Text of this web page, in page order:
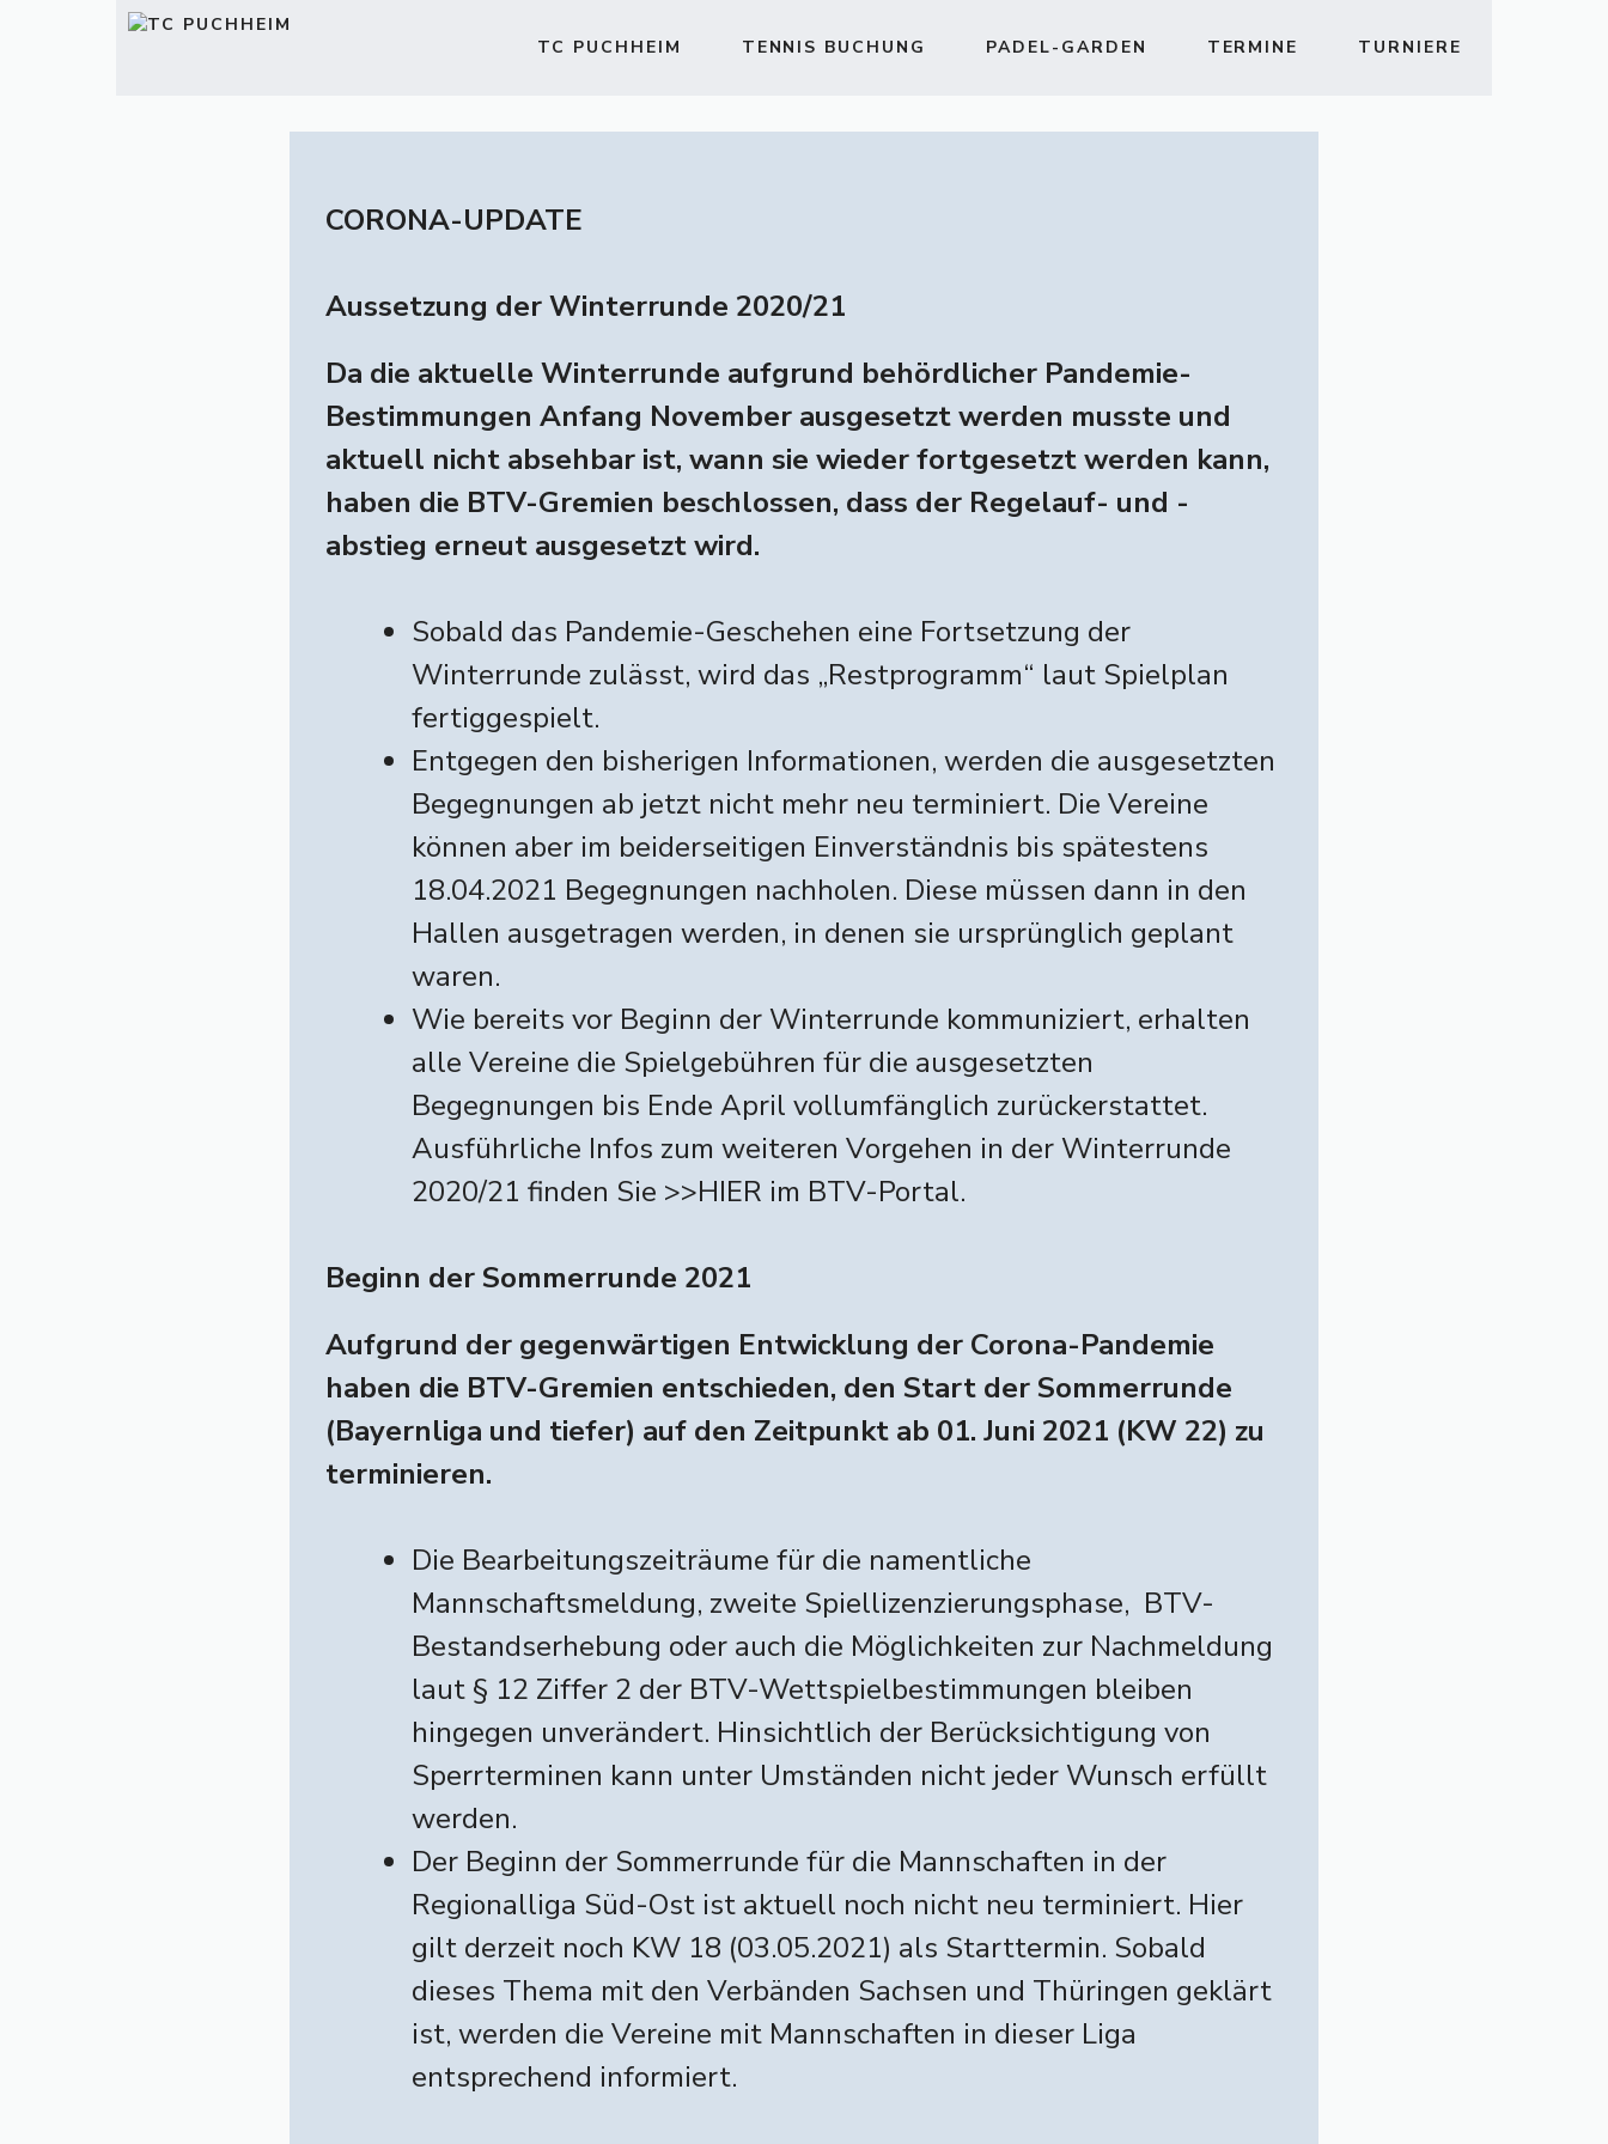
TC PUCHHEIM TENNIS BUCHUNG PADEL-GARDEN TERMINE TURNIERE
CORONA-UPDATE
Aussetzung der Winterrunde 2020/21
Da die aktuelle Winterrunde aufgrund behördlicher Pandemie-
Bestimmungen Anfang November ausgesetzt werden musste und
aktuell nicht absehbar ist, wann sie wieder fortgesetzt werden kann,
haben die BTV-Gremien beschlossen, dass der Regelauf- und -
abstieg erneut ausgesetzt wird.
Sobald das Pandemie-Geschehen eine Fortsetzung der
Winterrunde zulässt, wird das „Restprogramm“ laut Spielplan
fertiggespielt.
Entgegen den bisherigen Informationen, werden die ausgesetzten
Begegnungen ab jetzt nicht mehr neu terminiert. Die Vereine
können aber im beiderseitigen Einverständnis bis spätestens
18.04.2021 Begegnungen nachholen. Diese müssen dann in den
Hallen ausgetragen werden, in denen sie ursprünglich geplant
waren.
Wie bereits vor Beginn der Winterrunde kommuniziert, erhalten
alle Vereine die Spielgebühren für die ausgesetzten
Begegnungen bis Ende April vollumfänglich zurückerstattet.
Ausführliche Infos zum weiteren Vorgehen in der Winterrunde
2020/21 finden Sie >>HIER im BTV-Portal.
Beginn der Sommerrunde 2021
Aufgrund der gegenwärtigen Entwicklung der Corona-Pandemie
haben die BTV-Gremien entschieden, den Start der Sommerrunde
(Bayernliga und tiefer) auf den Zeitpunkt ab 01. Juni 2021 (KW 22) zu
terminieren.
Die Bearbeitungszeiträume für die namentliche
Mannschaftsmeldung, zweite Spiellizenzierungsphase, BTV-
Bestandserhebung oder auch die Möglichkeiten zur Nachmeldung
laut § 12 Ziffer 2 der BTV-Wettspielbestimmungen bleiben
hingegen unverändert. Hinsichtlich der Berücksichtigung von
Sperrterminen kann unter Umständen nicht jeder Wunsch erfüllt
werden.
Der Beginn der Sommerrunde für die Mannschaften in der
Regionalliga Süd-Ost ist aktuell noch nicht neu terminiert. Hier
gilt derzeit noch KW 18 (03.05.2021) als Starttermin. Sobald
dieses Thema mit den Verbänden Sachsen und Thüringen geklärt
ist, werden die Vereine mit Mannschaften in dieser Liga
entsprechend informiert.